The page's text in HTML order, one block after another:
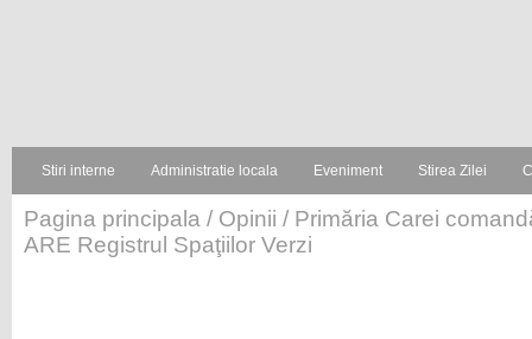
Stiri interne Administratie locala Eveniment Stirea Zilei
Pagina principala / Opinii / Primăria Carei
ARE Registrul Spaţiilor Verzi